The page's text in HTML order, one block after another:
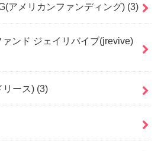
アメリカンファンディング) (3)
ンド ジェイリバイブ(jrevive)
リース) (3)